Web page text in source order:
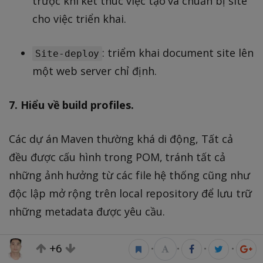
cho việc triển khai.
Site-deploy : triểm khai document site lên
một web server chỉ định.
7. Hiểu về build profiles.
Các dự án Maven thường khá di động, Tất cả
đều được cấu hình trong POM, tránh tất cả
những ảnh hưởng từ các file hệ thống cũng như
độc lập mở rộng trên local repository để lưu trữ
những metadata được yêu cầu.
Tuy nhiên, đây là điều không thể một vài các
+6 • • • •